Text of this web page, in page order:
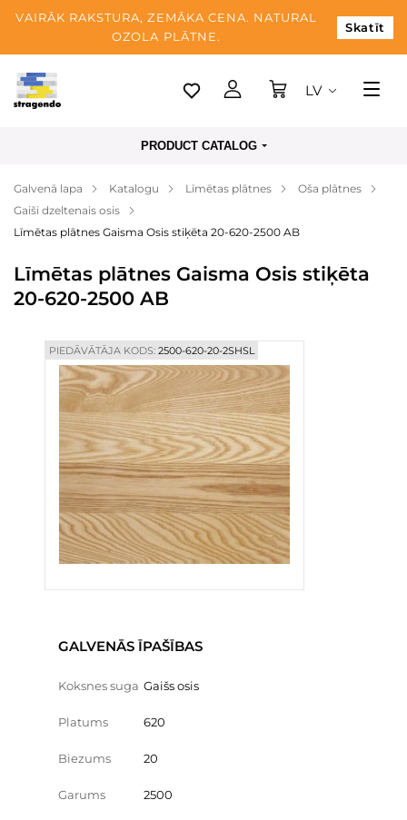
VAIRĀK RAKSTURA, ZEMĀKA CENA. NATURAL
OZOLA PLĀTNE.
Skatīt
Tallina
Apmaksa
Par mums
Blogs
Kontaktinformācija
LV
PRODUCT CATALOG
Galvenā lapa Katalogu Līmētas plātnes
Oša plātnes
Gaiši dzeltenais osis
Līmētas plātnes Gaisma Osis stiķēta 20-620-2500 AB
Līmētas plātnes Gaisma Osis stiķēta
20-620-2500 AB
PIEDĀVĀTĀJA KODS:2500-620-20-2SHSL
GALVENĀS ĪPAŠĪBAS
Koksnes suga Gaišs osis
Platums 620
Biezums 20
Garums 2500